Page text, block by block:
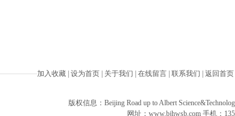
加入收藏 设为首页 关于我们 在线留言 联系我们 返回首页
版权信息：Beijing Road up to Albert
网址： www.bjhwsb.com 手机：